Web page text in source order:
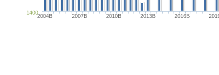
2004B 2007B 2010B 2013B 2016B
1400